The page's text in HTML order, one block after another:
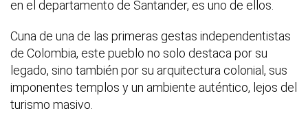
en el departamento de Santander, es uno de ellos.
Cuna de una de las primeras gestas independentistas
de Colombia, este pueblo no solo destaca por su
legado, sino también por su arquitectura colonial, sus
imponentes templos y un ambiente auténtico, lejos del
turismo masivo.